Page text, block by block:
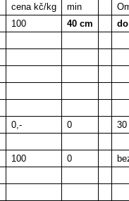
cena kč/kg min
100 40 cm
0,- 0 30
100 0